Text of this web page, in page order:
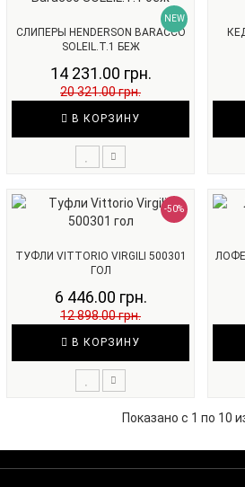
NEW
СЛИПЕРЫ HENDERSON BARACCO
SOLEIL.T.1 БЕЖ
14 231.00 грн.
20 321.00 грн.
В КОРЗИНУ
-50%
ТУФЛИ VITTORIO VIRGILI 500301
ГОЛ
6 446.00 грн.
12 898.00 грн.
В КОРЗИНУ
Показано с 1 по 10